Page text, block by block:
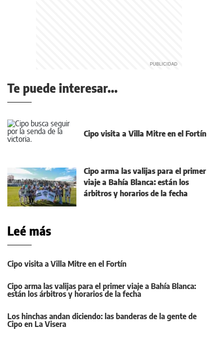
Te puede interesar...
Cipo visita a Villa Mitre en el Fortín
Cipo arma las valijas para el primer
viaje a Bahía Blanca: están los
árbitros y horarios de la fecha
Leé más
Cipo visita a Villa Mitre en el Fortín
Cipo arma las valijas para el primer viaje a Bahía Blanca:
están los árbitros y horarios de la fecha
Los hinchas andan diciendo: las banderas de la gente de
Cipo en La Visera